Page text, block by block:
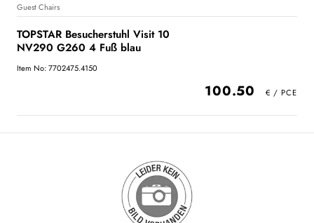
Guest Chairs
TOPSTAR Besucherstuhl Visit 10
NV290 G260 4 Fuß blau
Item No: 7702475.4150
100.50